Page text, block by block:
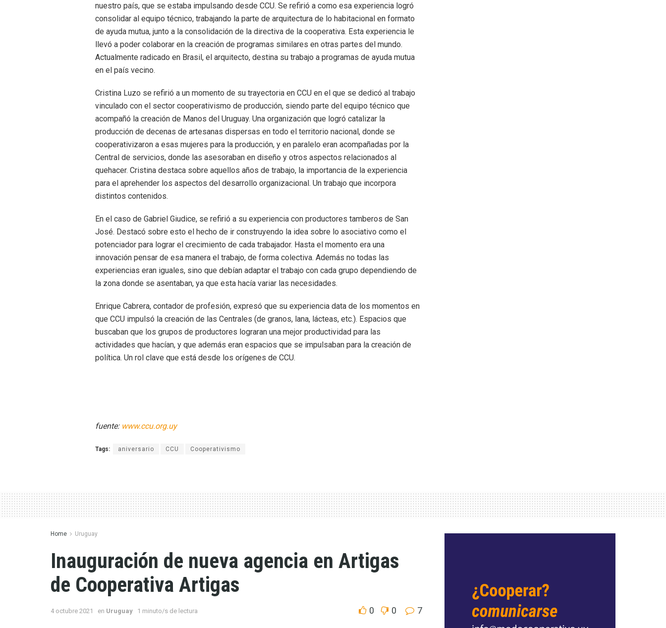
nuestro país, que se estaba impulsando desde CCU. Se refirió a como esa experiencia logró
consolidar al equipo técnico, trabajando la parte de arquitectura de lo habitacional en formato
de ayuda mutua, junto a la consolidación de la directiva de la cooperativa. Esta experiencia le
llevó a poder colaborar en la creación de programas similares en otras partes del mundo.
Actualmente radicado en Brasil, el arquitecto, destina su trabajo a programas de ayuda mutua
en el país vecino.
Cristina Luzo se refirió a un momento de su trayectoria en CCU en el que se dedicó al trabajo
vinculado con el sector cooperativismo de producción, siendo parte del equipo técnico que
acompañó la creación de Manos del Uruguay. Una organización que logró catalizar la
producción de decenas de artesanas dispersas en todo el territorio nacional, donde se
cooperativizaron a esas mujeres para la producción, y en paralelo eran acompañadas por la
Central de servicios, donde las asesoraban en diseño y otros aspectos relacionados al
quehacer. Cristina destaca sobre aquellos años de trabajo, la importancia de la experiencia
para el aprehender los aspectos del desarrollo organizacional. Un trabajo que incorpora
distintos contenidos.
En el caso de Gabriel Giudice, se refirió a su experiencia con productores tamberos de San
José. Destacó sobre esto el hecho de ir construyendo la idea sobre lo asociativo como el
potenciador para lograr el crecimiento de cada trabajador. Hasta el momento era una
innovación pensar de esa manera el trabajo, de forma colectiva. Además no todas las
experiencias eran iguales, sino que debían adaptar el trabajo con cada grupo dependiendo de
la zona donde se asentaban, ya que esta hacía variar las necesidades.
Enrique Cabrera, contador de profesión, expresó que su experiencia data de los momentos en
que CCU impulsó la creación de las Centrales (de granos, lana, lácteas, etc.). Espacios que
buscaban que los grupos de productores lograran una mejor productividad para las
actividades que hacían, y que además eran espacios que se impulsaban para la creación de
política. Un rol clave que está desde los orígenes de CCU.
fuente: www.ccu.org.uy
Tags: aniversario CCU Cooperativismo
Home Uruguay
Inauguración de nueva agencia en Artigas
de Cooperativa Artigas
4 octubre 2021 en Uruguay 1 minuto/s de lectura 0 0 7